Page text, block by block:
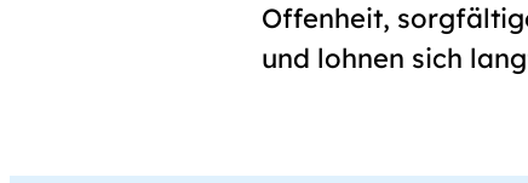
Offenheit,
und lohnen sich